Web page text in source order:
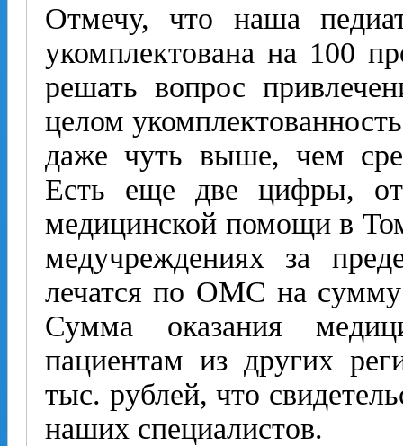
Отмечу, что наша
укомплектована на 100
решать вопрос
целом
даже чуть выше, чем
Есть еще две цифры,
медицинской помощи в
медучреждениях за
лечатся по ОМС на
Сумма оказания
пациентам из других
тыс. рублей, что
наших специалистов.